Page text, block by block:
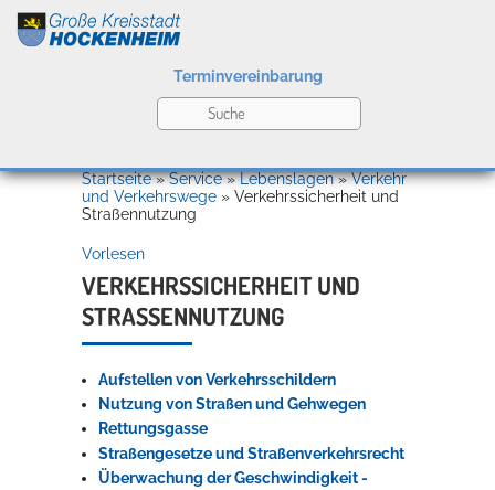
Bildung
Wirtschaft
Terminvereinbarung
Startseite»Service»Lebenslagen»Verkehr
und Verkehrswege » Verkehrssicherheit und
Straßennutzung
Vorlesen
VERKEHRSSICHERHEIT UND
STRASSENNUTZUNG
Aufstellen von Verkehrsschildern
Nutzung von Straßen und Gehwegen
Rettungsgasse
Straßengesetze und Straßenverkehrsrecht
Überwachung der Geschwindigkeit -